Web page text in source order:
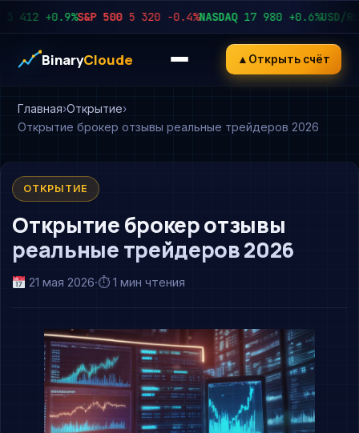
+0.9%S&P 500 5 320 −0.4%NASDAQ 17 980 +0.6%USD/RUB
BinaryCloude ▲ Открыть счёт
Главная Открытие
Открытие брокер отзывы реальные трейдеров 2026
ОТКРЫТИЕ
Открытие брокер отзывы
реальные трейдеров 2026
21 мая 2026·⏱ 1 мин чтения